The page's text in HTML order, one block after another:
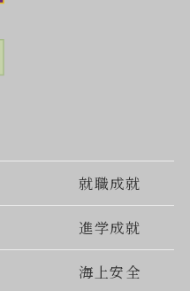
就職成就
進学成就
海上安全